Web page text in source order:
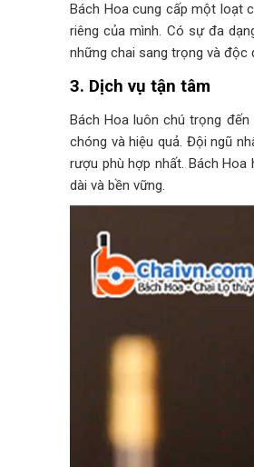
Bách Hoa cung cấp một loạt
riêng của mình. Có sự đa
những chai sang trọng và độc
3. Dịch vụ tận tâm
Bách Hoa luôn chú trọng
chóng và hiệu quả. Đội ngũ
rượu phù hợp nhất. Bách
dài và bền vững.